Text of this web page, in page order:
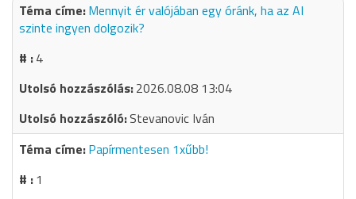
Mennyit ér valójában egy óránk, ha az AI
szinte ingyen dolgozik?
4
2026.08.08 13:04
Stevanovic Iván
Papírmentesen 1xűbb!
1